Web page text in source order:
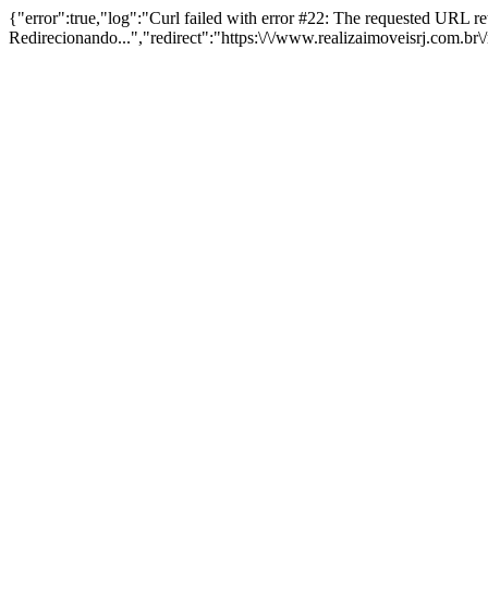
{"error":true,"log":"Curl failed with error #22: The requested URL
Redirecionando...","redirect":"https:\/\/